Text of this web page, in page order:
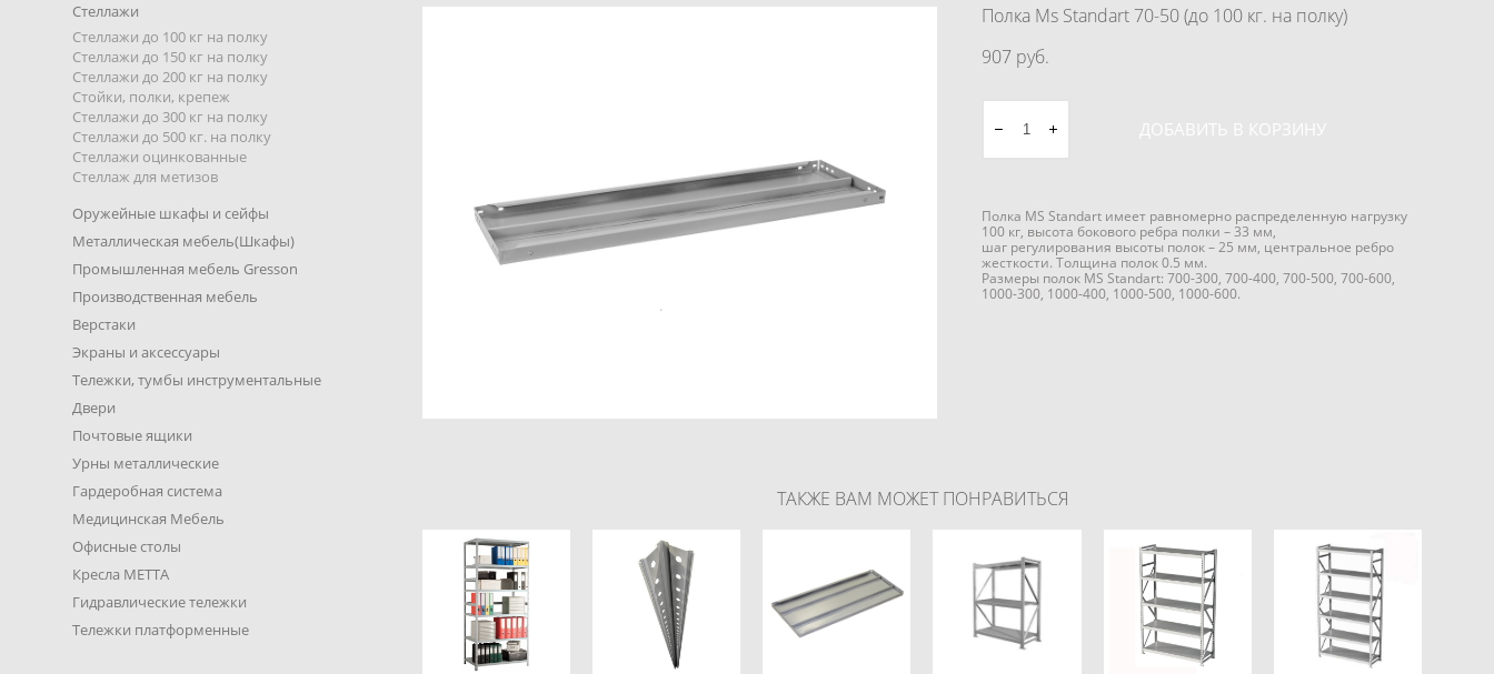
Стеллажи
Стеллажи до 100 кг на полку
Стеллажи до 150 кг на полку
Стеллажи до 200 кг на полку
Стойки, полки, крепеж
Стеллажи до 300 кг на полку
Стеллажи до 500 кг. на полку
Стеллажи оцинкованные
Стеллаж для метизов
Оружейные шкафы и сейфы
Металлическая мебель(Шкафы)
Промышленная мебель Gresson
Производственная мебель
Верстаки
Экраны и аксессуары
Тележки, тумбы инструментальные
Двери
Почтовые ящики
Урны металлические
Гардеробная система
Медицинская Мебель
Офисные столы
Кресла METTA
Гидравлические тележки
Тележки платформенные
Полка Ms Standart 70-50 (до 100 кг. на полку)
907 pуб.
ДОБАВИТЬ В КОРЗИНУ
Полка MS Standart имеет равномерно распределенную нагрузку
100 кг, высота бокового ребра полки – 33 мм,
шаг регулирования высоты полок – 25 мм, центральное ребро
жесткости. Толщина полок 0.5 мм.
Размеры полок MS Standart: 700-300, 700-400, 700-500, 700-600,
1000-300, 1000-400, 1000-500, 1000-600.
ТАКЖЕ ВАМ МОЖЕТ ПОНРАВИТЬСЯ